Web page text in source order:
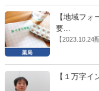
候補の前提
た同氏の復活
感の払拭で
の、薬剤師業
【地域フ
要...
【2023.10.24
推進」など
た。医薬品の
【１万字